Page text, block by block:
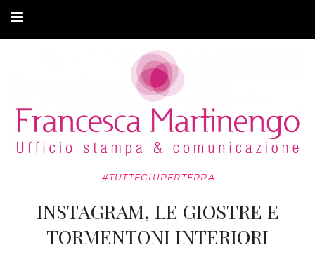
ARTICOLI
MODA ADATTIVA
PRIVACY
#TUTTEGIUPERTERRA
INSTAGRAM, LE GIOSTRE E
TORMENTONI INTERIORI